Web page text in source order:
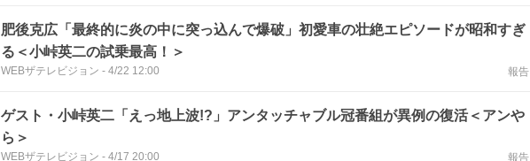
肥後克広「最終的に炎の中に突っ込んで爆破」初愛車の壮絶エピソードが昭和すぎ
る＜小峠英二の試乗最高！＞
WEBザテレビジョン - 4/22 12:00 報告
ゲスト・小峠英二「えっ地上波!?」アンタッチャブル冠番組が異例の復活＜アンや
ら＞
WEBザテレビジョン - 4/17 20:00 報告